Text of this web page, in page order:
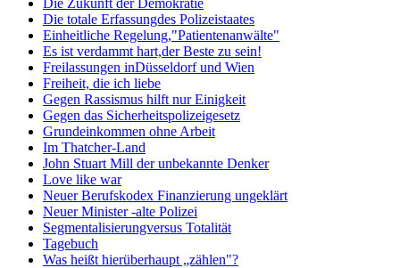
Die totale Erfassungdes Polizeistaates
Einheitliche Regelung,"Patientenanwälte"
Es ist verdammt hart,der Beste zu sein!
Freilassungen inDüsseldorf und Wien
Freiheit, die ich liebe
Gegen Rassismus hilft nur Einigkeit
Gegen das Sicherheitspolizeigesetz
Grundeinkommen ohne Arbeit
Im Thatcher-Land
John Stuart Mill der unbekannte Denker
Love like war
Neuer Berufskodex Finanzierung ungeklärt
Neuer Minister -alte Polizei
Segmentalisierungversus Totalität
Tagebuch
Was heißt hierüberhaupt „zählen"?